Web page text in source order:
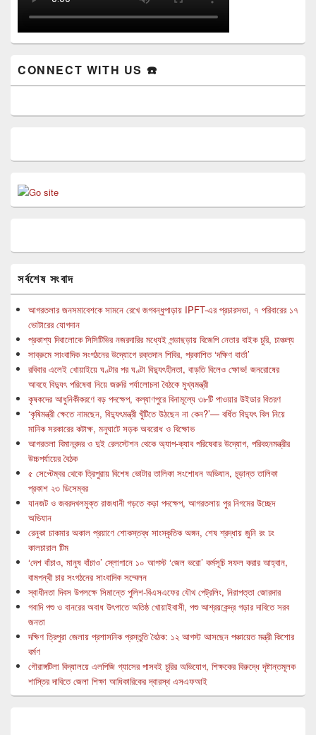
CONNECT WITH US ☎️
সর্বশেষ সংবাদ
আগরতলার জনসমাবেশকে সামনে রেখে জগবন্ধুপাড়ায় IPFT-এর প্রচারসভা, ৭ পরিবারের ১৭
ভোটারের যোগদান
প্রকাশ্য দিবালোকে সিসিটিভির নজরদারির মধ্যেই গন্ডাছড়ায় বিজেপি নেতার বাইক চুরি, চাঞ্চল্য
সাব্রুমে সাংবাদিক সংগঠনের উদ্যোগে রক্তদান শিবির, প্রকাশিত ‘দক্ষিণ বার্তা’
রবিবার এলেই খোয়াইয়ে ঘণ্টার পর ঘণ্টা বিদ্যুৎহীনতা, বাড়তি বিলেও ক্ষোভ! জনরোষের
আবহে বিদ্যুৎ পরিষেবা নিয়ে জরুরি পর্যালোচনা বৈঠকে মুখ্যমন্ত্রী
কৃষকদের আধুনিকীকরণে বড় পদক্ষেপ, কল্যাণপুরে বিনামূল্যে ৩৮টি পাওয়ার উইডার বিতরণ
‘কৃষিমন্ত্রী ক্ষেতে নামছেন, বিদ্যুৎমন্ত্রী খুঁটিতে উঠছেন না কেন?’— বর্ধিত বিদ্যুৎ বিল নিয়ে
মানিক সরকারের কটাক্ষ, মনুঘাটে সড়ক অবরোধ ও বিক্ষোভ
আগরতলা বিমানবন্দর ও দুই রেলস্টেশন থেকে অ্যাপ-ক্যাব পরিষেবার উদ্যোগ, পরিবহনমন্ত্রীর
উচ্চপর্যায়ের বৈঠক
৫ সেপ্টেম্বর থেকে ত্রিপুরায় বিশেষ ভোটার তালিকা সংশোধন অভিযান, চূড়ান্ত তালিকা
প্রকাশ ২৩ ডিসেম্বর
যানজট ও জবরদখলমুক্ত রাজধানী গড়তে কড়া পদক্ষেপ, আগরতলায় পুর নিগমের উচ্ছেদ
অভিযান
রেনুকা চাকমার অকাল প্রয়াণে শোকস্তব্ধ সাংস্কৃতিক অঙ্গন, শেষ শ্রদ্ধায় জুনি রং ঢং
কালচারাল টিম
‘দেশ বাঁচাও, মানুষ বাঁচাও’ স্লোগানে ১০ আগস্ট ‘জেল ভরো’ কর্মসূচি সফল করার আহ্বান,
বামপন্থী চার সংগঠনের সাংবাদিক সম্মেলন
স্বাধীনতা দিবস উপলক্ষে সিমান্তে পুলিশ-বিএসএফের যৌথ পেট্রলিং, নিরাপত্তা জোরদার
গবাদি পশু ও বানরের অবাধ উৎপাতে অতিষ্ঠ খোয়াইবাসী, পশু আশ্রয়কেন্দ্র গড়ার দাবিতে সরব
জনতা
দক্ষিণ ত্রিপুরা জেলায় প্রশাসনিক প্রস্তুতি বৈঠক: ১২ আগস্ট আসছেন পঞ্চায়েত মন্ত্রী কিশোর
বর্মণ
গৌরাঙ্গটিলা বিদ্যালয়ে এলপিজি গ্যাসের পাসবই চুরির অভিযোগ, শিক্ষকের বিরুদ্ধে দৃষ্টান্তমূলক
শাস্তির দাবিতে জেলা শিক্ষা আধিকারিকের দ্বারস্থ এসএফআই